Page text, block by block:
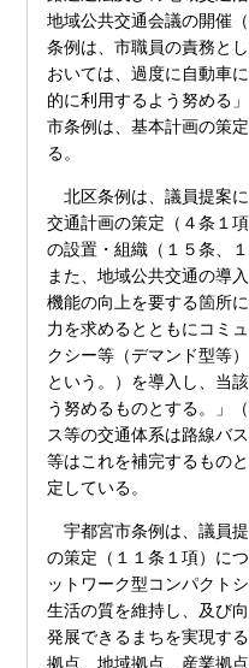
地域公共交通会議の開催
条例は、市職員の責務と
おいては、過度に自動車
的に利用するよう努める
市条例は、基本計画の策
る。
北区条例は、議員提案
交通計画の策定（４条１
の設置・組織（１５条、
また、地域公共交通の導
機能の向上を要する箇所
力を求めるとともにコミ
クシー等（デマンド型等
という。）を導入し、当
う努めるものとする。」
ス等の交通体系は路線バ
等はこれを補完するもの
定している。
宇都宮市条例は、議員
の策定（１１条１項）に
ットワーク型コンパクト
生活の質を維持し、及び
発展できるまちを実現す
拠点、地域拠点、産業拠